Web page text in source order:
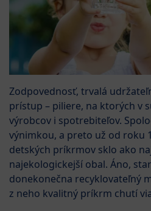
Zodpovednosť, trvalá
prístup – piliere, na ktorých v
výrobcov i spotrebiteľov.
výnimkou, a preto už od roku
detských príkrmov sklo ako
najekologickejší obal. Áno,
donekonečna recyklovateľný
z neho kvalitný príkrm chutí